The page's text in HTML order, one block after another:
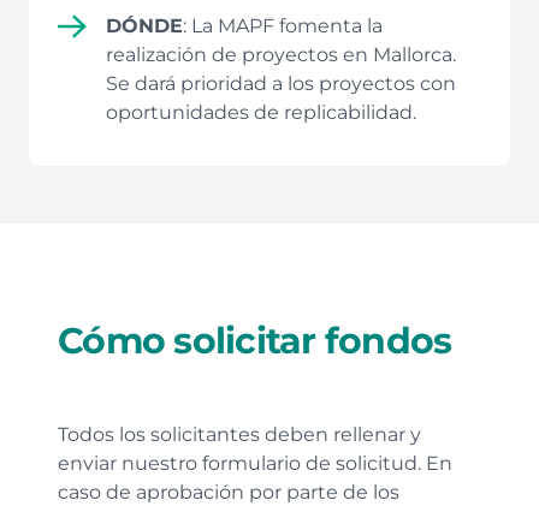
DÓNDE: La MAPF fomenta la
realización de proyectos en Mallorca.
Se dará prioridad a los proyectos con
oportunidades de replicabilidad.
Cómo solicitar fondos
Todos los solicitantes deben rellenar y
enviar nuestro formulario de solicitud. En
caso de aprobación por parte de los